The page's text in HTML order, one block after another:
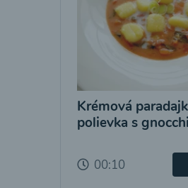
Krémová
polievka s gnocchi
00:10